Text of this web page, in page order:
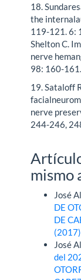
18.
the
119-121. 6:
Shelton C.
nerve
98: 160-161.
19. Sataloff
nerve
244-246,
mismo
José
DE
DE
José
del